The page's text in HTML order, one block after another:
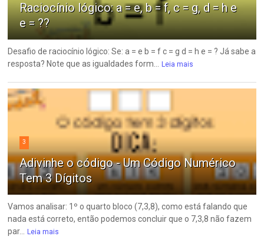
Raciocínio lógico: a = e, b = f, c = g, d = h e
e = ??
Desafio de raciocínio lógico: Se: a = e b = f c = g d = h e = ? Já sabe a
resposta? Note que as igualdades form... Leia mais
3
Adivinhe o código - Um Código Numérico
Tem 3 Dígitos
Vamos analisar: 1º o quarto bloco (7,3,8), como está falando que
nada está correto, então podemos concluir que o 7,3,8 não fazem
par... Leia mais